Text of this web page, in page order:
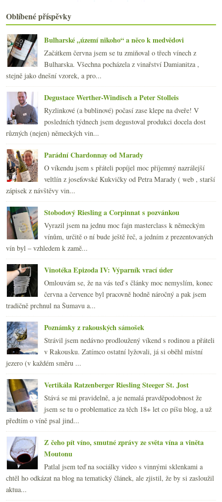
23x Rulandské modré 2003
Odjíždím, neplačte…
Výsledky ankety „Z bílých odrůd nejčastěji popíjím...
Cabernetem z vinoték do zelinářství
Rudý jezdec – „Cheval Franc“
Suši a Bourgogne „Cuvée Gerard Potel“ 2005
První domácí chleba
►února(24)
►ledna (24)
►2007(108)
Oblíbené příspěvky
Bulharské „území nikoho“ a něco k medvědovi
Začátkem června jsem se tu zmiňoval o třech vínech z
Bulharska. Všechna pocházela z vinařství Damianitza ,
stejně jako dnešní vzorek, a pro...
Degustace Werther-Windisch a Peter Stolleis
Ryzlinkové (a bublinové) počasí zase klepe na dveře! V
posledních týdnech jsem degustoval produkci docela dost
různých (nejen) německých vin...
Parádní Chardonnay od Marady
O víkendu jsem s přáteli popíjel moc příjemný nazrálejší
veltlín z josefovské Kukvičky od Petra Marady ( web , starší
zápisek z návštěvy vin...
Stobodový Riesling a Corpinnat s pozvánkou
Vyrazil jsem na jednu moc fajn masterclass k německým
vínům, určitě o ní bude ještě řeč, a jedním z prezentovaných
vín byl – vzhledem k zamě...
Vinotéka Epizoda IV: Výparník vrací úder
Omlouvám se, že na vás teď s články moc nemyslím, konec
června a července byl pracovně hodně náročný a pak jsem
tradičně prchnul na Šumavu a...
Poznámky z rakouských sámošek
Strávil jsem nedávno prodloužený víkend s rodinou a přáteli
v Rakousku. Zatímco ostatní lyžovali, já si oběhl místní
jezero (v každém směru ...
Vertikála Ratzenberger Riesling Steeger St. Jost
Stává se mi pravidelně, a je nemalá pravděpodobnost že
jsem se tu o problematice za těch 18+ let co píšu blog, a už
předtím o víně psal jind...
Z čeho pít víno, smutné zprávy ze světa vína a viněta
Moutonu
Patlal jsem teď na sociálky video s vinnými sklenkami a
chtěl ho odkázat na blog na tematický článek, ale zjistil, že by si zasloužil
aktua...